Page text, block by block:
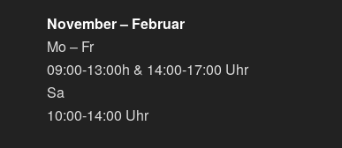
November – Februar
Mo – Fr
09:00-13:00h & 14:00-17:00 Uhr
Sa
10:00-14:00 Uhr